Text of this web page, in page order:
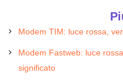
Modem TIM: luce rossa,
Modem Fastweb: luce
significato